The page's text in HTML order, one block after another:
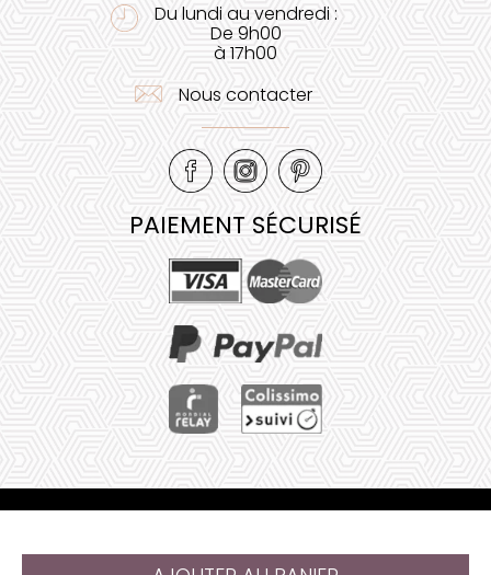
Du lundi au vendredi :
De 9h00
à 17h00
Nous contacter
PAIEMENT SÉCURISÉ
Plan de site